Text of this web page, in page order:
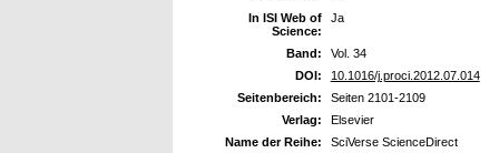
In ISI Web of
Science:
Ja
Band:
Vol. 34
DOI:
10.1016/j.proci.2012.07.014
Seitenbereich:
Seiten 2101-2109
Verlag:
Elsevier
Name der Reihe:
SciVerse ScienceDirect